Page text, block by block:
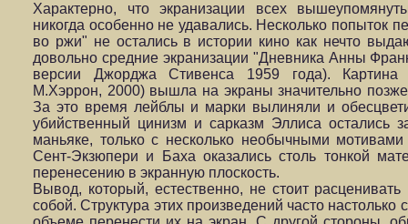
Характерно, что экранизации всех
никогда особенно не удавались. Несколько попыток
во ржи" не остались в истории кино как нечто
довольно средние экранизации "Дневника Анны
версии Джорджа Стивенса 1959 года). Картина
М.Хэррон, 2000) вышла на экраны значительно позже
За это время лейблы и марки вылиняли и
убийственный цинизм и сарказм Эллиса остались
маньяке, только с несколько необычными
Сент-Экзюпери и Баха оказались столь тонкой
перенесению в экранную плоскость.
Вывод, который, естественно, не стоит
собой. Структура этих произведений часто